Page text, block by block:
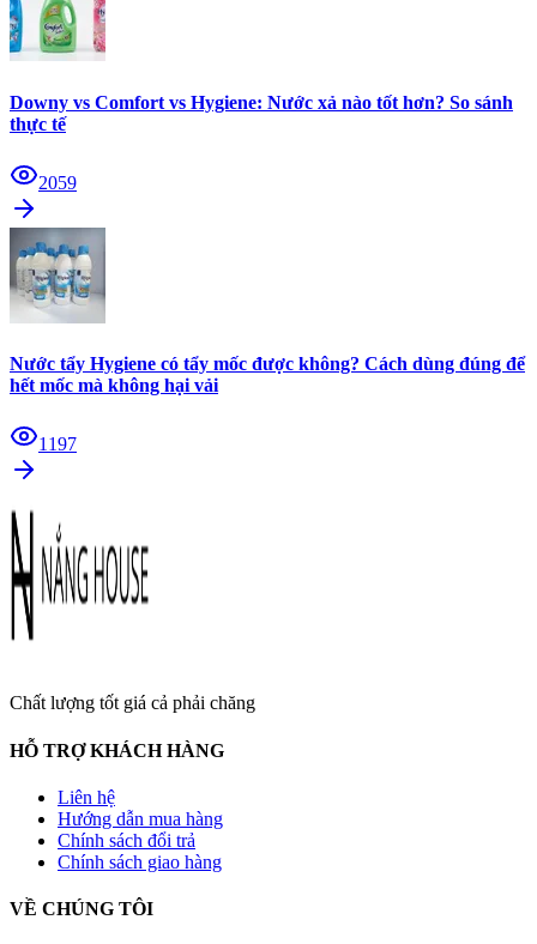
Downy vs Comfort vs Hygiene: Nước xả nào tốt hơn? So sánh
thực tế
2059
Nước tẩy Hygiene có tẩy mốc được không? Cách dùng đúng để
hết mốc mà không hại vải
1197
Chất lượng tốt giá cả phải chăng
HỖ TRỢ KHÁCH HÀNG
Liên hệ
Hướng dẫn mua hàng
Chính sách đổi trả
Chính sách giao hàng
VỀ CHÚNG TÔI